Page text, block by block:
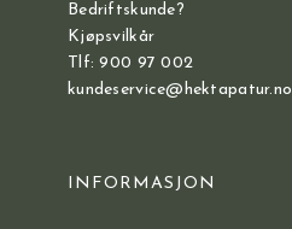
Bedriftskunde?
Kjøpsvilkår
Tlf: 900 97 002
kundeservice@hektapatur.no
INFORMASJON